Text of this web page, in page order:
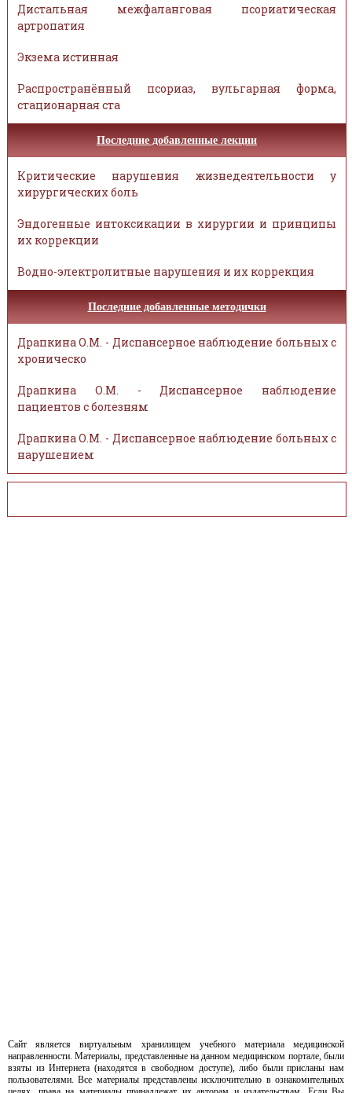
Дистальная межфаланговая псориатическая
артропатия
Экзема истинная
Распространённый псориаз, вульгарная форма,
стационарная ста
Последние добавленные лекции
Критические нарушения жизнедеятельности у
хирургических боль
Эндогенные интоксикации в хирургии и принципы
их коррекции
Водно-электролитные нарушения и их коррекция
Последние добавленные методички
Драпкина О.М. - Диспансерное наблюдение больных с
хроническо
Драпкина О.М. - Диспансерное наблюдение
пациентов с болезням
Драпкина О.М. - Диспансерное наблюдение больных с
нарушением
Сайт является виртуальным хранилищем учебного материала медицинской
направленности. Материалы, представленные на данном медицинском портале, были
взяты из Интернета (находятся в свободном доступе), либо были присланы нам
пользователями. Все материалы представлены исключительно в ознакомительных